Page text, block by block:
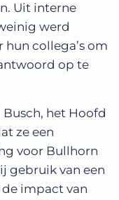
Uit interne
werd
collega’s om
op te
het Hoofd
ze een
voor Bullhorn
gebruik van een
impact van